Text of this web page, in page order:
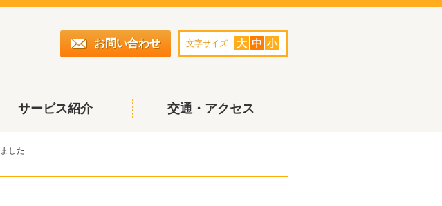
お問い合わせ 文字サイズ 大 中 小
サービス紹介 交通・アクセス
した